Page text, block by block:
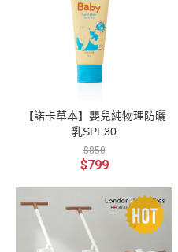
【諾卡草本】嬰兒純物理防曬
乳SPF30
$850
$799